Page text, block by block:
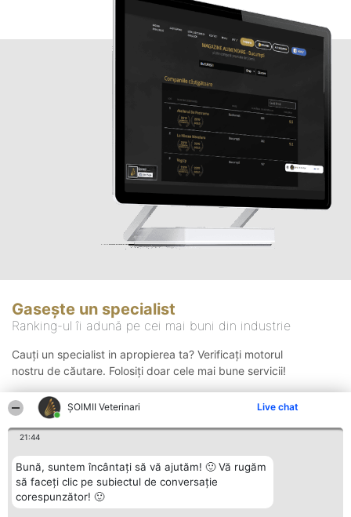
ȘOIMII Veterinari Live chat
21:44
Bună, suntem încântați să vă ajutăm! 🙂 Vă rugăm
să faceți clic pe subiectul de conversație
corespunzător! 🙂
Gasește un specialist
Ranking-ul îi adună pe cei mai buni din industrie
Cauți un specialist in apropierea ta? Verificați motorul
nostru de căutare. Folosiți doar cele mai bune servicii!